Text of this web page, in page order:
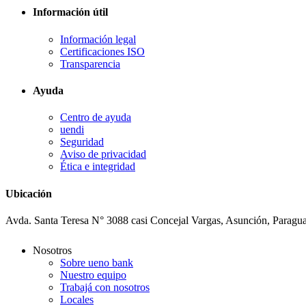
Información útil
Información legal
Certificaciones ISO
Transparencia
Ayuda
Centro de ayuda
uendi
Seguridad
Aviso de privacidad
Ética e integridad
Ubicación
Avda. Santa Teresa N° 3088 casi Concejal Vargas, Asunción,
Nosotros
Sobre ueno bank
Nuestro equipo
Trabajá con nosotros
Locales